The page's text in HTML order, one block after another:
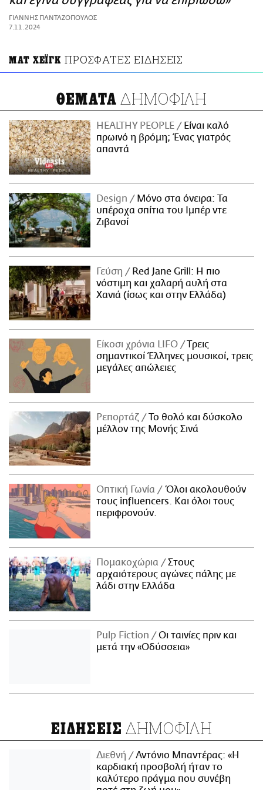
ΑΜΠΑ
PRINT
ΓΙΑΝΝΗΣ ΠΑΝΤΑΖΟΠΟΥΛΟΣ
7.11.2024
ΜΑΤ ΧΕΪΓΚ ΠΡΟΣΦΑΤΕΣ ΕΙΔΗΣΕΙΣ
ΘΕΜΑΤΑ ΔΗΜΟΦΙΛΗ
HEALTHY PEOPLE
Είναι καλό
πρωινό η βρόμη; Ένας γιατρός
απαντά
Design
Μόνο στα όνειρα: Τα
υπέροχα σπίτια του Ιμπέρ ντε
Ζιβανσί
Γεύση
Red Jane Grill: Η πιο
νόστιμη και χαλαρή αυλή στα
Χανιά (ίσως και στην Ελλάδα)
Είκοσι χρόνια LIFO
Tρεις
σημαντικοί Έλληνες μουσικοί, τρεις
μεγάλες απώλειες
Ρεπορτάζ
Το θολό και δύσκολο
μέλλον της Μονής Σινά
Οπτική Γωνία
Όλοι ακολουθούν
τους influencers. Και όλοι τους
περιφρονούν.
Πομακοχώρια
Στους
αρχαιότερους αγώνες πάλης με
λάδι στην Ελλάδα
Pulp Fiction
Οι ταινίες πριν και
μετά την «Οδύσσεια»
ΕΙΔΗΣΕΙΣ ΔΗΜΟΦΙΛΗ
Διεθνή
Αντόνιο Μπαντέρας: «Η
καρδιακή προσβολή ήταν το
καλύτερο πράγμα που συνέβη